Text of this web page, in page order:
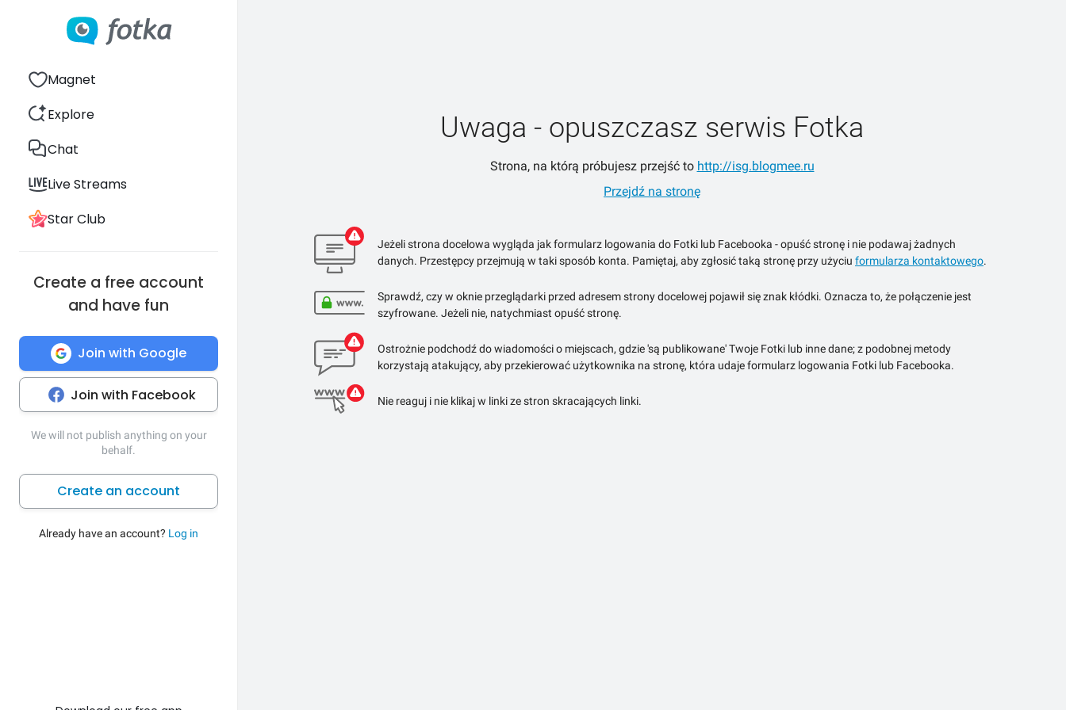
Magnet
Explore
Chat
Live Streams
Star Club
Create a free account
and have fun
Join with Google
Join with Facebook
We will not publish anything on your
behalf.
Create an account
Already have an account? Log in
Uwaga - opuszczasz serwis Fotka
Strona, na którą próbujesz przejść to http://isg.blogmee.ru
Przejdź na stronę
Jeżeli strona docelowa wygląda jak formularz logowania do Fotki lub Facebooka - opuść stronę i nie podawaj żadnych
danych. Przestępcy przejmują w taki sposób konta. Pamiętaj, aby zgłosić taką stronę przy użyciu formularza kontaktowego.
Sprawdź, czy w oknie przeglądarki przed adresem strony docelowej pojawił się znak kłódki. Oznacza to, że połączenie jest
szyfrowane. Jeżeli nie, natychmiast opuść stronę.
Ostrożnie podchodź do wiadomości o miejscach, gdzie 'są publikowane' Twoje Fotki lub inne dane; z podobnej metody
korzystają atakujący, aby przekierować użytkownika na stronę, która udaje formularz logowania Fotki lub Facebooka.
Nie reaguj i nie klikaj w linki ze stron skracających linki.